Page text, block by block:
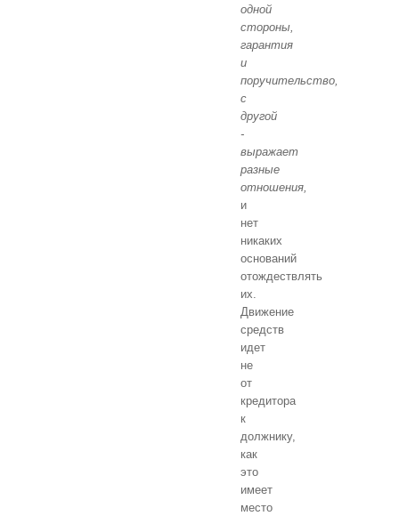
одной
стороны,
гарантия
и
поручительство,
с
другой
-
выражает
разные
отношения,
и
нет
никаких
оснований
отождествлять
их.
Движение
средств
идет
не
от
кредитора
к
должнику,
как
это
имеет
место